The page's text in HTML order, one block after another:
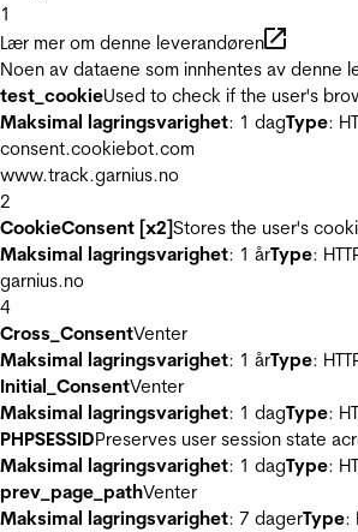
1
Lær mer om denne leverandøren
Noen av dataene som innhentes av denne
test_cookieUsed to check if the user's
Maksimal lagringsvarighet: 1 dagType:
consent.cookiebot.com
www.track.garnius.no
2
CookieConsent [x2]Stores the user's
Maksimal lagringsvarighet: 1 årType:
garnius.no
4
Cross_ConsentVenter
Maksimal lagringsvarighet: 1 årType:
Initial_ConsentVenter
Maksimal lagringsvarighet: 1 dagType:
PHPSESSIDPreserves user session state
Maksimal lagringsvarighet: 1 dagType:
prev_page_pathVenter
Maksimal lagringsvarighet: 7 dagerType: